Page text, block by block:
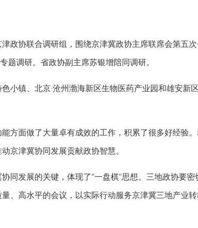
协联合调研组，围绕京津冀政协主席联席会第五
题调研。省政协副主席苏银增陪同调研。
镇、北京·沧州渤海新区生物医药产业园和雄安新
面做了大量卓有成效的工作，积累了很多好经验
京津冀协同发展贡献政协智慧。
发展的关键，体现了“一盘棋”思想。三地政协要密
、高水平的会议，以实际行动服务京津冀三地产业